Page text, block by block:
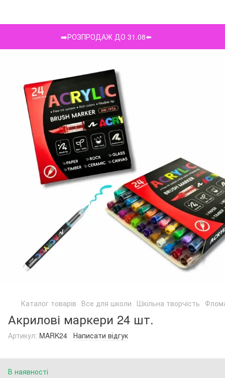
➡️РОЗПРОДАЖ ДО 31.08⬅️
Каталог товарів Все для школи Шкільна творчість
Акрилові маркери 24 шт.
Артикул: MARK24 Написати відгук
В наявності